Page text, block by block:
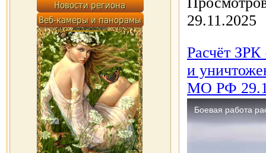
29.11.2025
Расчёт
и
МО РФ